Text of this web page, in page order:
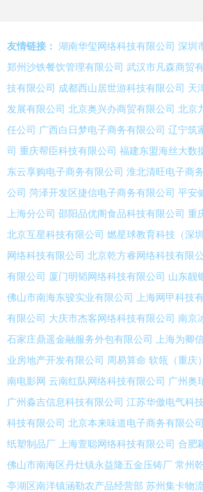
友情链接： 湖南华玺网络科技有限公司 深圳
郑州沙铁餐饮管理有限公司 武汉市凡森商贸
技有限公司 成都西山居世游科技有限公司 天
发展有限公司 北京奥兴办商贸有限公司 北京
任公司 广西白日梦电子商务有限公司 辽宁筑
司 重庆帮臣科技有限公司 福建东盟海丝大数
东云享购电子商务有限公司 淮北清旺电子商
公司 菏泽开发区捷信电子商务有限公司 平安
上海分公司 邵阳品优阁食品科技有限公司 重
北京互星科技有限公司 燃星球教育科技（深
网络科技有限公司 北京乾方睿网络科技有限
有限公司 厦门明韬网络科技有限公司 山东靓
佛山市南海东骏实业有限公司
上海网甲科技
有限公司 大庆市杰客网络科技有限公司 南京
石家庄鼎遥金融服务外包有限公司
上海为卿
业房地产开发有限公司
周易算命 软瓴（重庆
南电影网 云南红队网络科技有限公司 广州奥
广州淼吉信息科技有限公司 江苏华傲电气科
科技有限公司 北京本来味道电子商务有限公司
纸塑制品厂
上海萱聪网络科技有限公司 合肥
佛山市南海区丹灶镇永益隆五金压铸厂 常州
亭湖区南洋镇涵勒农产品经营部 苏州集卡物